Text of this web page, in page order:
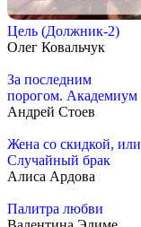
Цель (Должник-2)
Олег Ковальчук
За последним
порогом. Академиум
Андрей Стоев
Жена со скидкой, или
Случайный брак
Алиса Ардова
Палитра любви